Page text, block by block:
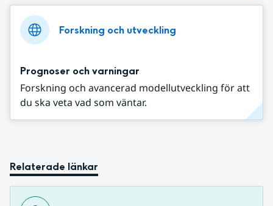
Forskning och utveckling
Prognoser och varningar
Forskning och avancerad modellutveckling för att
du ska veta vad som väntar.
Relaterade länkar